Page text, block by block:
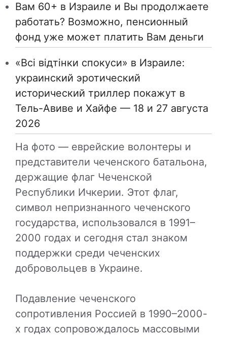
Вам 60+ в Израиле и Вы продолжаете
работать? Возможно, пенсионный
фонд уже может платить Вам деньги
«Всі відтінки спокуси» в Израиле:
украинский эротический
исторический триллер покажут в
Тель-Авиве и Хайфе — 18 и 27 августа
2026
На фото — еврейские волонтеры и
представители чеченского батальона,
держащие флаг Чеченской
Республики Ичкерии. Этот флаг,
символ непризнанного чеченского
государства, использовался в 1991–
2000 годах и сегодня стал знаком
поддержки среди чеченских
добровольцев в Украине.
Подавление чеченского
сопротивления Россией в 1990–2000-
х годах сопровождалось массовыми